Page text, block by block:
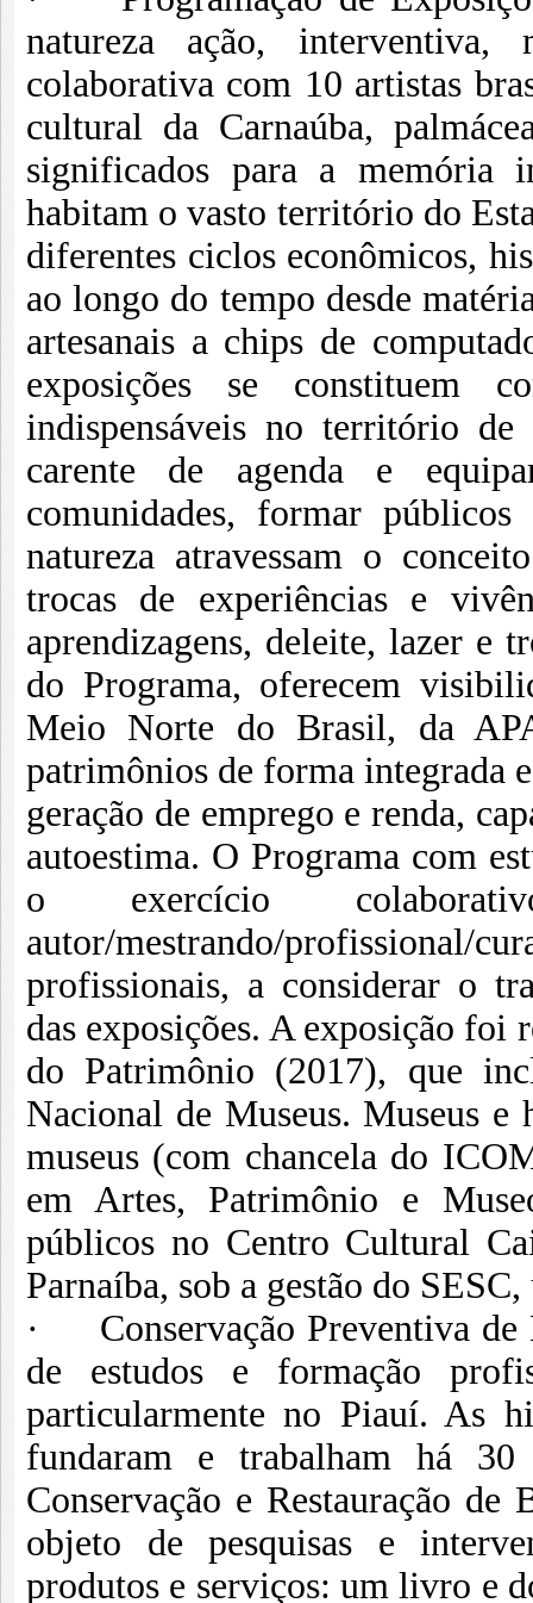
natureza ação, interventiva,
colaborativa com 10 artistas
cultural da Carnaúba,
significados para a memória
habitam o vasto território do
diferentes ciclos econômicos,
ao longo do tempo desde
artesanais a chips de
exposições se constituem
indispensáveis no território
carente de agenda e
comunidades, formar
natureza atravessam o
trocas de experiências e
aprendizagens, deleite, lazer e
do Programa, oferecem
Meio Norte do Brasil, da
patrimônios de forma integrada
geração de emprego e renda,
autoestima. O Programa com
o exercício
autor/mestrando/
profissionais, a considerar o
das exposições. A exposição foi
do Patrimônio (2017), que
Nacional de Museus. Museus
museus (com chancela do
em Artes, Patrimônio e
públicos no Centro Cultural
Parnaíba, sob a gestão do
· Conservação Preventiva de
de estudos e formação
particularmente no Piauí. As
fundaram e trabalham há
Conservação e Restauração
objeto de pesquisas e
produtos e serviços: um livro e